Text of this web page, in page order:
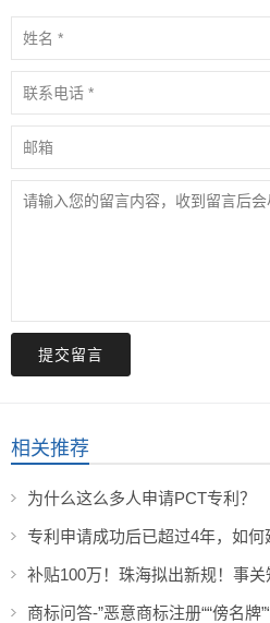
提交留言
相关推荐
为什么这么多人申请PCT专利？
专利申请成功后已超过4年，如何
补贴100万！珠海拟出新规！事关
商标问答-”恶意商标注册““傍名牌